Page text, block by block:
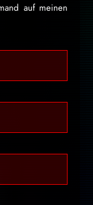
auf meinen